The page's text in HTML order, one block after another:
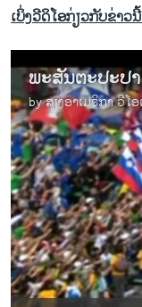
ເບິ່ງວີດິໂອກ່ຽວກັບຂ່າວ
ພະສັນຕະປະປາ
byສຽງອາເມຣິກາ ວີໂ
No